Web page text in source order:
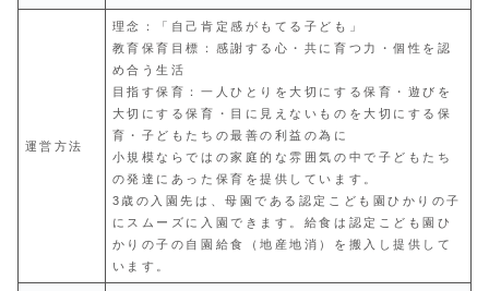
運営方法
理念：「自己肯定感がもてる子ども」
教育保育目標：感謝する心・共に育つ力・個性を認
め合う生活
目指す保育：一人ひとりを大切にする保育・遊びを
大切にする保育・目に見えないものを大切にする保
育・子どもたちの最善の利益の為に
小規模ならではの家庭的な雰囲気の中で子どもたち
の発達にあった保育を提供しています。
3歳の入園先は、母園である認定こども園ひかりの子
にスムーズに入園できます。給食は認定こども園ひ
かりの子の自園給食（地産地消）を搬入し提供して
います。